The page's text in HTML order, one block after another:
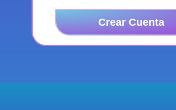
Crear Cuenta